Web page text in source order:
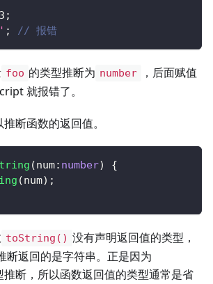
;
; // 报错
foo 的类型推断为 number
，后面赋值
就报错了。
断函数的返回值。
(num: number)
{
(num) ;
toString() 没有声明返回值的类型，
断返回的是字符串。正是因为
断，所以函数返回值的类型通常是省